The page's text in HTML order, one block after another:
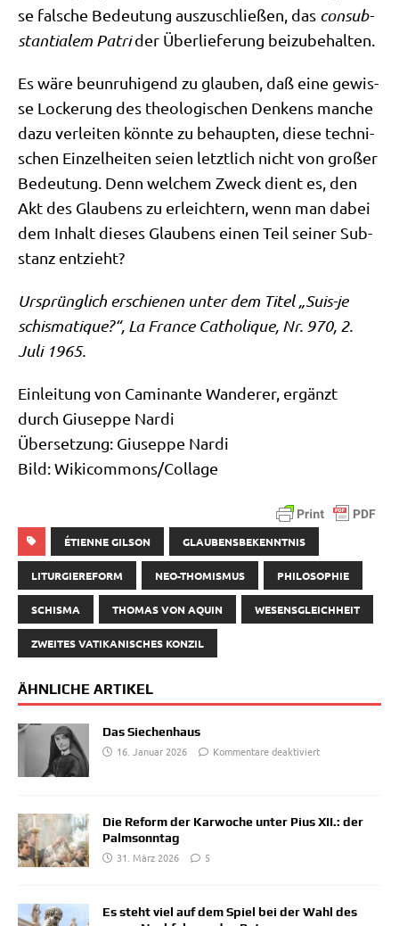
se fal­sche Bedeu­tung aus­zu­schlie­ßen, das con­sub­
stan­tia­lem Patrider Über­lie­fe­rung beizubehalten.
Es wäre beun­ru­hi­gend zu glau­ben, daß eine gewis­
se Locke­rung des theo­lo­gi­schen Den­kens man­che
dazu ver­lei­ten könn­te zu behaup­ten, die­se tech­ni­
schen Ein­zel­hei­ten sei­en letzt­lich nicht von gro­ßer
Bedeu­tung. Denn wel­chem Zweck dient es, den
Akt des Glau­bens zu erleich­tern, wenn man dabei
dem Inhalt die­ses Glau­bens einen Teil sei­ner Sub­
stanz entzieht?
Ursprüng­lich erschie­nen unter dem Titel „Suis-je
schis­ma­tique?“, La France Catho­li­que, Nr. 970, 2.
Juli 1965.
Ein­lei­tung von Cami­nan­te Wan­de­rer, ergänzt
durch Giu­sep­pe Nar­di
Über­set­zung: Giu­sep­pe Nar­di
Bild: Wikicommons/​Collage
ÉTIENNE GILSON GLAUBENSBEKENNTNIS
LITURGIEREFORM NEO-THOMISMUS PHILOSOPHIE
SCHISMA THOMAS VON AQUIN WESENSGLEICHHEIT
ZWEITES VATIKANISCHES KONZIL
ÄHNLICHE ARTIKEL
Das Siechenhaus
16. Januar 2026
Kommentare deaktiviert
Die Reform der Karwoche unter Pius XII.: der
Palmsonntag
31. März 2026
5
Es steht viel auf dem Spiel bei der Wahl des